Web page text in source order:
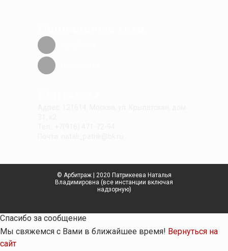
© Арбитраж | 2020 Патрикеева Наталья
Владимировна (все инстанции включая
надзорную)
Спасибо за сообщение
Мы свяжемся с Вами в ближайшее время! Вернуться на
сайт